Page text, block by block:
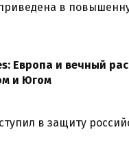
в
Европа и вечный
и Югом
в защиту